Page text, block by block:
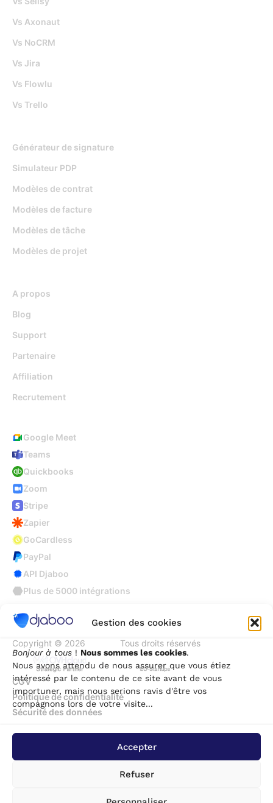
Gestion des cookies
Bonjour à tous ! Nous sommes les cookies.
Nous avons attendu de nous assurer que vous étiez
intéressé par le contenu de ce site avant de vous
importuner, mais nous serions ravis d'être vos
compagnons lors de votre visite...
Accepter
Refuser
Vs Axonaut
Vs NoCRM
Vs Jira
Vs Flowlu
Vs Trello
Générateur de signature
Simulateur PDP
Modèles de contrat
Modèles de facture
Modèles de tâche
Modèles de projet
A propos
Blog
Support
Partenaire
Affiliation
Recrutement
Google Meet
Teams
Quickbooks
Zoom
Stripe
Zapier
GoCardless
PayPal
API Djaboo
Plus de 5000 intégrations
Copyright © 2026 Tous droits réservés
CGV
Politique de confidentialité
Sécurité des données